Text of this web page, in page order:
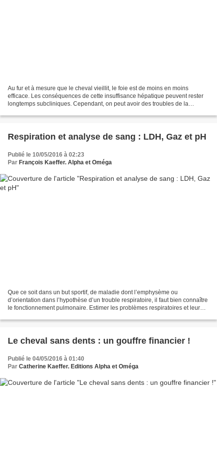
Au fur et à mesure que le cheval vieillit, le foie est de moins en moins
efficace. Les conséquences de cette insuffisance hépatique peuvent rester
longtemps subcliniques. Cependant, on peut avoir des troubles de la
Respiration et analyse de sang : LDH, Gaz et pH
Publié le 10/05/2016 à 02:23
Par François Kaeffer. Alpha et Oméga
Que ce soit dans un but sportif, de maladie dont l’emphysème ou
d’orientation dans l’hypothèse d’un trouble respiratoire, il faut bien connaître
le fonctionnement pulmonaire. Estimer les problèmes respiratoires et leur
Le cheval sans dents : un gouffre financier !
Publié le 04/05/2016 à 01:40
Par Catherine Kaeffer. Editions Alpha et Oméga